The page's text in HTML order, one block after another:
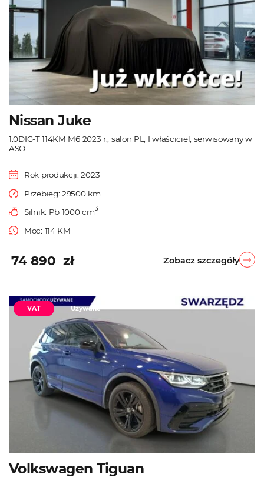
Nissan Juke
1.0DIG-T 114KM M6 2023 r., salon PL, I właściciel, serwisowany w
ASO
Rok produkcji: 2023
Przebieg: 29500 km
Silnik: Pb 1000 cm3
Moc: 114 KM
74 890 zł Zobacz szczegóły
VAT Używane
Volkswagen Tiguan